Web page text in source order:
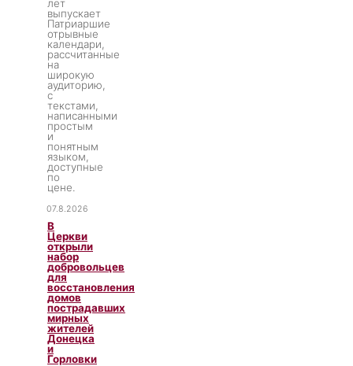
лет
выпускает
Патриаршие
отрывные
календари,
рассчитанные
на
широкую
аудиторию,
с
текстами,
написанными
простым
и
понятным
языком,
доступные
по
цене.
07.8.2026
В
Церкви
открыли
набор
добровольцев
для
восстановления
домов
пострадавших
мирных
жителей
Донецка
и
Горловки